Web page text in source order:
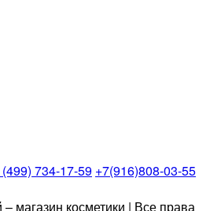
(499) 734-17-59 +7(916)808-03-55
магазин косметики | Все права